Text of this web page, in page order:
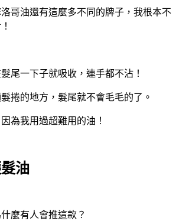
哥油還有這麼多不同的牌子，我根本不
尾一下子就吸收， 連手都不沾！
捲的地方，髮尾就不會毛毛的了。
為我用過超難用的油！
油
麼有人會推這款？